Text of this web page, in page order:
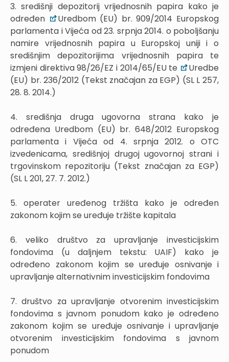
3. središnji depozitorij vrijednosnih papira kako je
određen
Uredbom (EU) br. 909/2014 Europskog
parlamenta i Vijeća od 23. srpnja 2014. o poboljšanju
namire vrijednosnih papira u Europskoj uniji i o
središnjim depozitorijima vrijednosnih papira te
izmjeni direktiva 98/26/EZ i 2014/65/EU te
Uredbe
(EU) br. 236/2012 (Tekst značajan za EGP) (SL L 257,
28. 8. 2014.)
4. središnja druga ugovorna strana kako je
određena Uredbom (EU) br. 648/2012 Europskog
parlamenta i Vijeća od 4. srpnja 2012. o OTC
izvedenicama, središnjoj drugoj ugovornoj strani i
trgovinskom repozitoriju (Tekst značajan za EGP)
(SL L 201, 27. 7. 2012.)
5. operater uređenog tržišta kako je određen
zakonom kojim se uređuje tržište kapitala
6. veliko društvo za upravljanje investicijskim
fondovima (u daljnjem tekstu: UAIF) kako je
određeno zakonom kojim se uređuje osnivanje i
upravljanje alternativnim investicijskim fondovima
7. društvo za upravljanje otvorenim investicijskim
fondovima s javnom ponudom kako je određeno
zakonom kojim se uređuje osnivanje i upravljanje
otvorenim investicijskim fondovima s javnom
ponudom